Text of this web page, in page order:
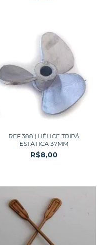
REF.388 | HÉLICE TRIPÁ
ESTÁTICA 37MM
R$8,00